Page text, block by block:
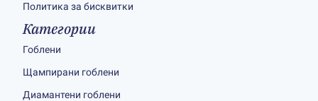
Политика за бисквитки
Категории
Гоблени
Щампирани гоблени
Диамантени гоблени